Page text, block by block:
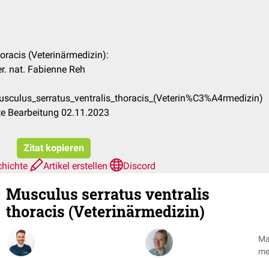
(Veterinärmedizin):
nat. Fabienne Reh
Bearbeitung 02.11.2023
Zitat kopieren
Artikel erstellen Discord
Musculus serratus ventralis
thoracis (Veterinärmedizin)